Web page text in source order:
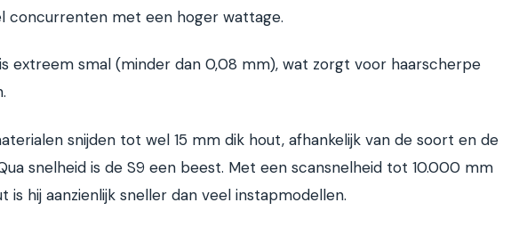
concurrenten met een hoger wattage.
extreem smal (minder dan 0,08 mm), wat zorgt voor haarscherpe
snijden tot wel 15 mm dik hout, afhankelijk van de soort en de
snelheid is de S9 een beest. Met een scansnelheid tot 10.000 mm
is hij aanzienlijk sneller dan veel instapmodellen.